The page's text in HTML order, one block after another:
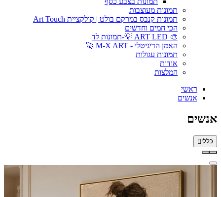
תמונות מעוצבות
תמונות קנבס במרקם בולט | קולקציית Art Touch
הכי חמים וחדשים
🎨 ART LED 💡-תמונות לד
האמן הדיגיטלי - M-X ART 🚀
תמונות עגולות
אודות
המלצות
ראשי
אנשים
אנשים
כללי